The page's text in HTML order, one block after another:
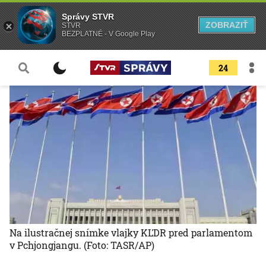
24
Na ilustračnej snímke vlajky KĽDR pred parlamentom
v Pchjongjangu. (Foto: TASR/AP)
Správy STVR
STVR
BEZPLATNÉ - V Google Play
ZOBRAZIŤ